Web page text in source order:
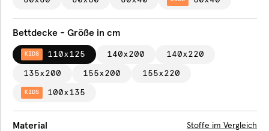
Bettdecke - Größe in cm
KIDS 110x125 140x200 140x220
135x200 155x200 155x220
KIDS 100x135
Material Stoffe im Vergleich